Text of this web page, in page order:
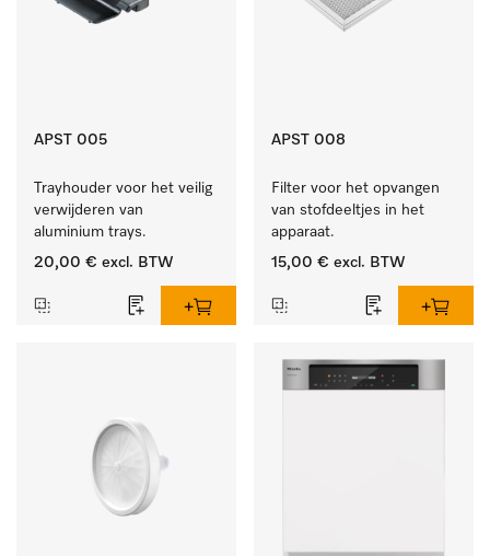
APST 005
Trayhouder voor het veilig
verwijderen van
aluminium trays.
20,00 € excl. BTW
APST 008
Filter voor het opvangen
van stofdeeltjes in het
apparaat.
15,00 € excl. BTW